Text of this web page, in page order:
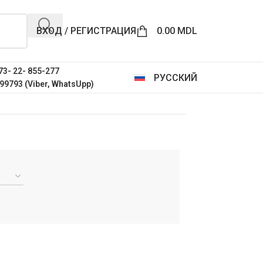
ВХОД / РЕГИСТРАЦИЯ 0.00 MDL
22- 855-277
(Viber, WhatsUpp)
РУССКИЙ